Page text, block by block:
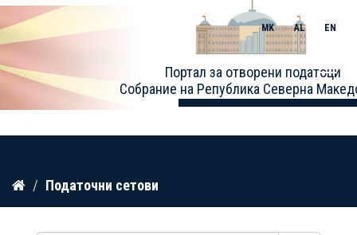
Прескокнете
содржина
Портал за отворени податоци
Собрание на Република Северна
MK AL EN
Toggle
Податочни сетови